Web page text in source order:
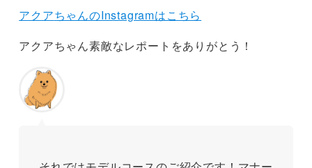
アクアちゃんのInstagramはこちら
アクアちゃん素敵なレポートをありがとう！